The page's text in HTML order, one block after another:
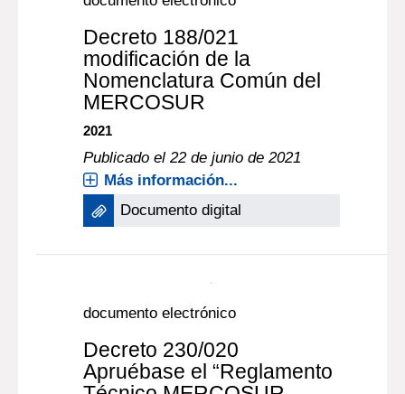
Documento digital
documento electrónico
Decreto 188/021
modificación de la
Nomenclatura Común del
MERCOSUR
Publicado el 22 de junio de 2021
Documento digital